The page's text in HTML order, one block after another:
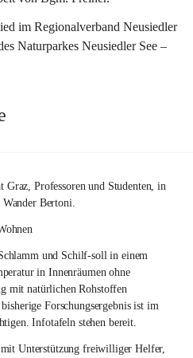
im Regionalverband Neusiedler
Naturparkes Neusiedler See –
Professoren und Studenten, in
Bertoni.
und Schilf-soll in einem
in Innenräumen ohne
mit natürlichen Rohstoffen
Forschungsergebnis ist im
Infotafeln stehen bereit.
mit Unterstützung freiwilliger Helfer,